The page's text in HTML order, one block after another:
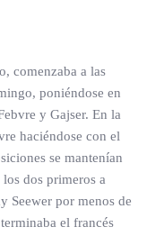
comenzaba a las
poniéndose en
y Gajser. En la
haciéndose con el
se mantenían
dos primeros a
Seewer por menos de
el francés